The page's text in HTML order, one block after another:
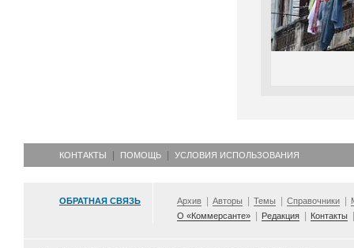
КОНТАКТЫ ПОМОЩЬ УСЛОВИЯ ИСПОЛЬЗОВАНИЯ
ОБРАТНАЯ СВЯЗЬ Архив Авторы Темы Справочники
О «Коммерсанте»
Редакция Контакты